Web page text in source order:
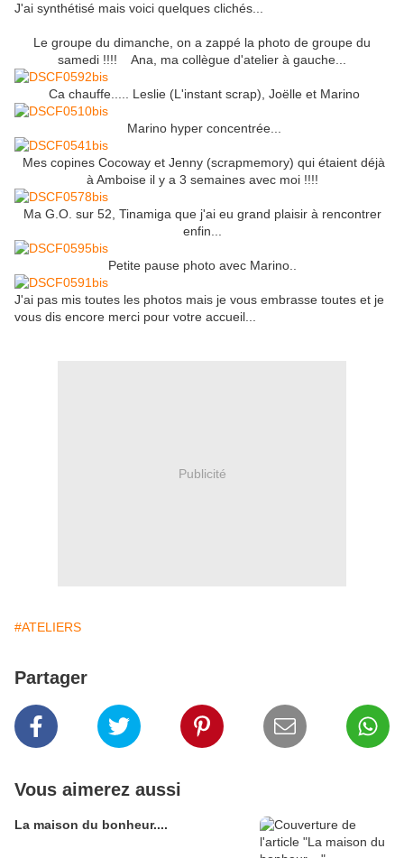
J'ai synthétisé mais voici quelques clichés...
Le groupe du dimanche, on a zappé la photo de groupe du
samedi !!!! Ana, ma collègue d'atelier à gauche...
Ca chauffe..... Leslie (L'instant scrap), Joëlle et Marino
Marino hyper concentrée...
Mes copines Cocoway et Jenny (scrapmemory) qui étaient déjà
à Amboise il y a 3 semaines avec moi !!!!
Ma G.O. sur 52, Tinamiga que j'ai eu grand plaisir à rencontrer
enfin...
Petite pause photo avec Marino..
J'ai pas mis toutes les photos mais je vous embrasse toutes et je
vous dis encore merci pour votre accueil...
Publicité
#ATELIERS
Partager
Vous aimerez aussi
La maison du bonheur....